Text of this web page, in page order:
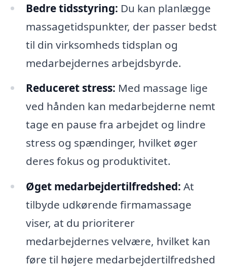
Bedre tidsstyring: Du kan planlægge
massagetidspunkter, der passer bedst
til din virksomheds tidsplan og
medarbejdernes arbejdsbyrde.
Reduceret stress: Med massage lige
ved hånden kan medarbejderne nemt
tage en pause fra arbejdet og lindre
stress og spændinger, hvilket øger
deres fokus og produktivitet.
Øget medarbejdertilfredshed: At
tilbyde udkørende firmamassage
viser, at du prioriterer
medarbejdernes velvære, hvilket kan
føre til højere medarbejdertilfredshed